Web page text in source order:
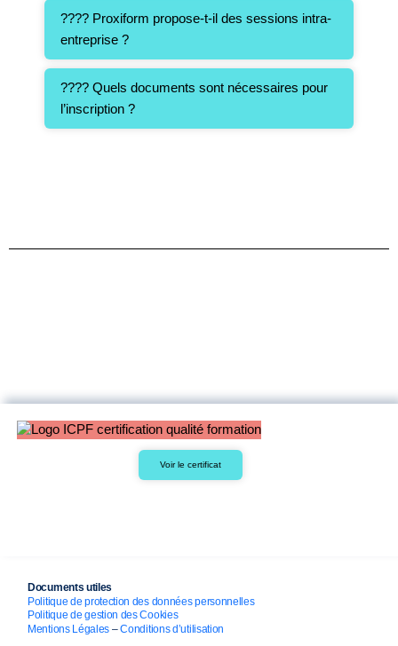
???? Proxiform propose-t-il des sessions intra-
entreprise ?
???? Quels documents sont nécessaires pour
l’inscription ?
Voir le certificat
Documents utiles
Politique de protection des données personnelles
Politique de gestion des Cookies
Mentions Légales –Conditions d’utilisation